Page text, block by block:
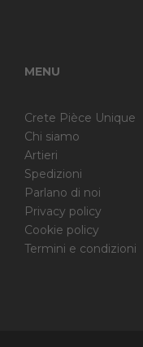
MENU
Crete Pièce Unique
Chi siamo
Artieri
Spedizioni
Parlano di noi
Privacy policy
Cookie policy
Termini e condizioni